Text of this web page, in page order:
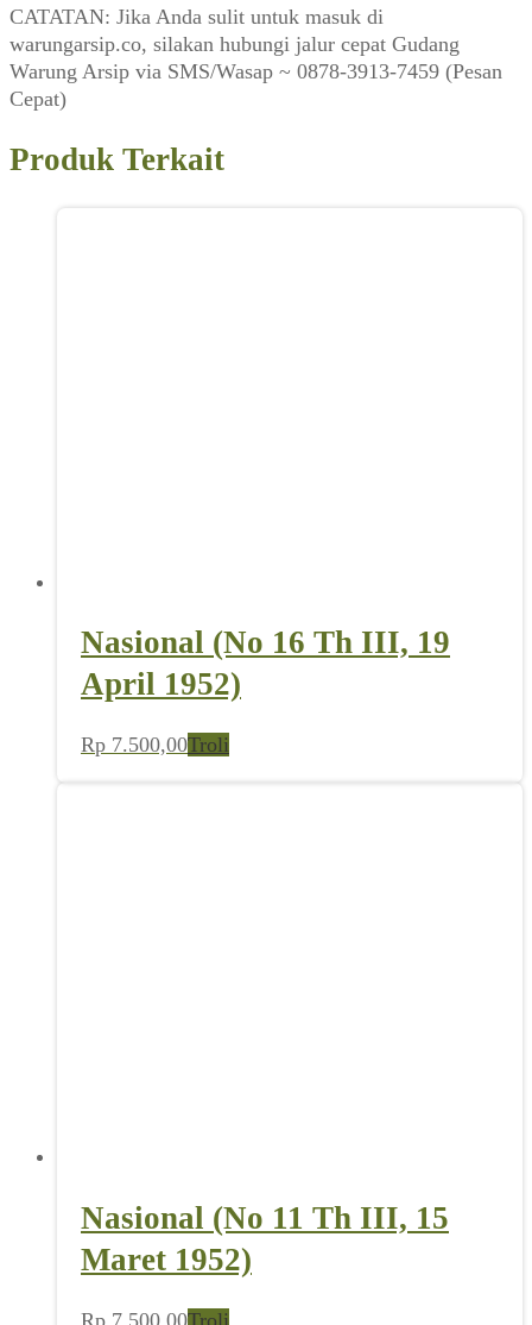
CATATAN: Jika Anda sulit untuk masuk di
warungarsip.co, silakan hubungi jalur cepat Gudang
Warung Arsip via SMS/Wasap ~ 0878-3913-7459 (Pesan
Cepat)
Produk Terkait
Nasional (No 16 Th III, 19
April 1952)
Rp 7.500,00Troli
Nasional (No 11 Th III, 15
Maret 1952)